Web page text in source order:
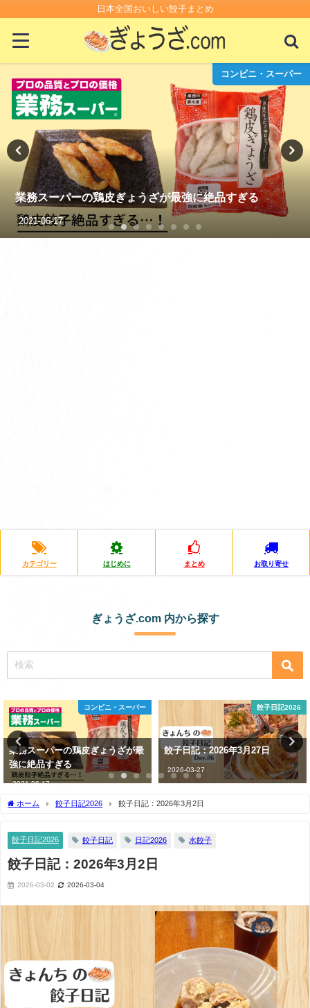
日本全国おいしい餃子まとめ
コンビニ・スーパー
エビが入った絶品の冷凍餃子を３つ食べ比べしてみた
2021-06-20
カテゴリー はじめに まとめ お取り寄せ
ぎょうざ.com 内から探す
餃子日記2026
餃子日記：2026年3月27日
2026-03-27
餃子日記2026
餃子日記：2026年1月19日
2026-01-19
ホーム 餃子日記2026 餃子日記：2026年3月2日
餃子日記2026 餃子日記 日記2026 水餃子
餃子日記：2026年3月2日
2026-03-02 2026-03-04